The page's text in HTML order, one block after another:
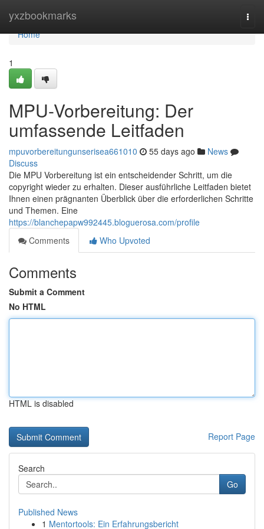
yxzbookmarks
Home
Home
1
MPU-Vorbereitung: Der
umfassende Leitfaden
mpuvorbereitungunserisea661010 55 days ago
News
Discuss
Die MPU Vorbereitung ist ein entscheidender Schritt, um die
copyright wieder zu erhalten. Dieser ausführliche Leitfaden bietet
Ihnen einen prägnanten Überblick über die erforderlichen Schritte
und Themen. Eine
https://blanchepapw992445.bloguerosa.com/profile
Comments
Who Upvoted
Comments
Submit a Comment
No HTML
HTML is disabled
Report Page
Search
Go
Published News
1 Mentortools: Ein Erfahrungsbericht